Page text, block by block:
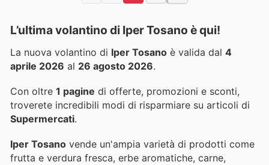
L’ultima volantino di Iper Tosano è qui!
La nuova volantino di Iper Tosano è valida dal 4
aprile 2026 al 26 agosto 2026.
Con oltre 1 pagine di offerte, promozioni e sconti,
troverete incredibili modi di risparmiare su articoli di
Supermercati.
Iper Tosano vende un'ampia varietà di prodotti come
frutta e verdura fresca, erbe aromatiche, carne,